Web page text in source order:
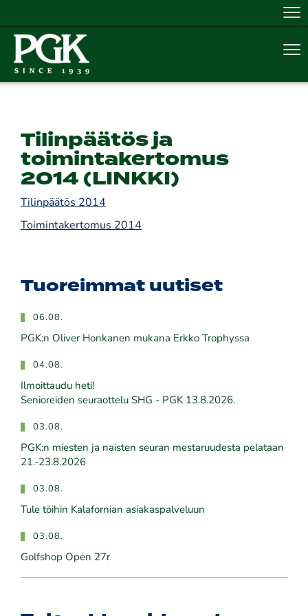
Tilinpäätös ja
toimintakertomus
2014 (LINKKI)
Tilinpäätös 2014
Toimintakertomus 2014
Tuoreimmat uutiset
06.08.
PGK:n Oliver Honkanen mukana Erkko Trophyssa
04.08.
Ilmoittaudu heti!
​​​​​​​Senioreiden seuraottelu SHG - PGK 13.8.2026.
03.08.
PGK:n miesten ja naisten seuran mestaruudesta pelataan
21.-23.8.2026
03.08.
Tule töihin Kalafornian asiakaspalveluun
03.08.
Golfshop Open 27r